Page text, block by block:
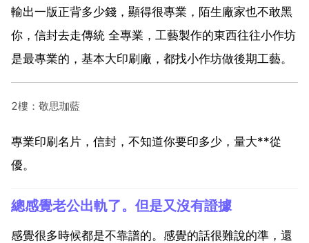
輸出一版正背多少錢，顯得很專業，陌生廠家也不敢黑
你，信封去走傳統 全專業，工藝製作的東西往往小作坊
是最專業的，基本大印刷廠，都找小作坊做後期工藝。
2樓：敬思珈藍
專業印刷名片，信封，不知道你要印多少，量大**從
優。
總感覺老公出軌了。但是又沒有證據
感覺很多時候都是不靠譜的。感覺的話很難說的準，還